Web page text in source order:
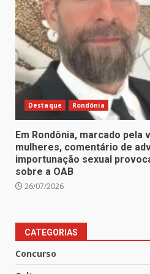
Destaque Rondônia
Em Rondônia, marcado pela
mulheres, comentário de
importunação sexual
sobre a OAB
26/07/2026
CATEGORIAS
Concurso